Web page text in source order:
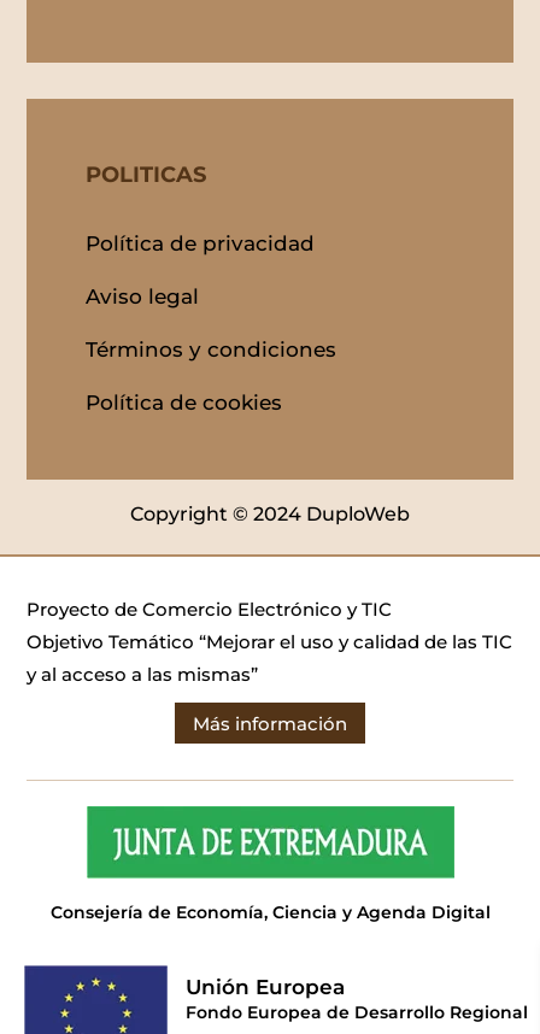
POLITICAS
Política de privacidad
Aviso legal
Términos y condiciones
Política de cookies
Copyright © 2024 DuploWeb
Proyecto de Comercio Electrónico y TIC
Objetivo Temático “Mejorar el uso y calidad de las TIC
y al acceso a las mismas”
Más información
Consejería de Economía, Ciencia y Agenda Digital
Unión Europea
Fondo Europea de Desarrollo Regional